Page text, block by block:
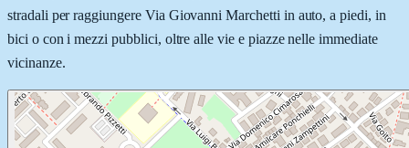
stradali per raggiungere Via Giovanni Marchetti in auto, a piedi, in
bici o con i mezzi pubblici, oltre alle vie e piazze nelle immediate
vicinanze.